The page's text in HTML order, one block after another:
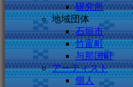
研究所
地域団体
石垣市
竹富町
与那国町
アーティスト
個人